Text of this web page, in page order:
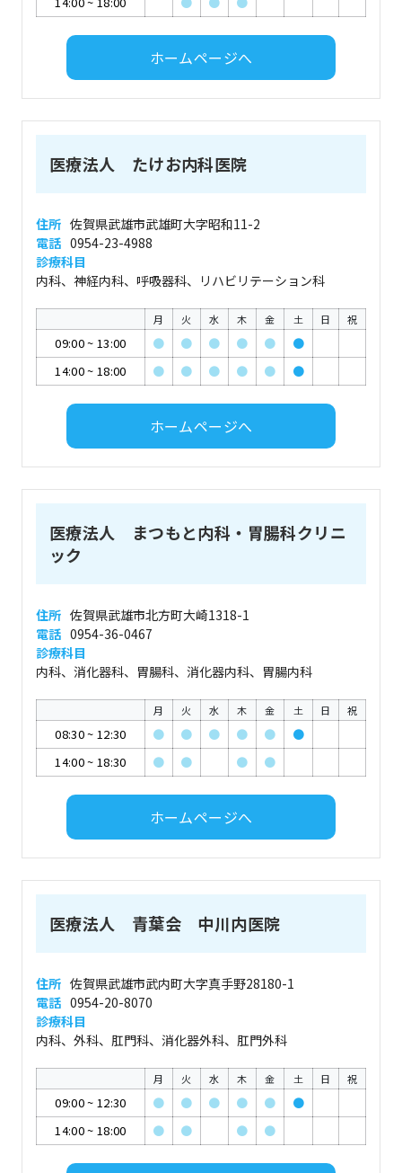
ホームページへ
医療法人 たけお内科医院
住所 佐賀県武雄市武雄町大字昭和11-2
電話 0954-23-4988
診療科目
内科、神経内科、呼吸器科、リハビリテーション科
月 火 水 木 金 土 日 祝
09:00~ 13:00 ● ● ● ● ●
●
14:00~ 18:00 ● ● ● ● ● ●
ホームページへ
医療法人 まつもと内科・胃腸科クリニ
ック
住所 佐賀県武雄市北方町大崎1318-1
電話 0954-36-0467
診療科目
内科、消化器科、胃腸科、消化器内科、胃腸内科
月 火 水 木 金 土 日 祝
08:30~ 12:30 ● ● ● ● ●
●
14:00~ 18:30 ● ● ● ●
ホームページへ
医療法人 青葉会 中川内医院
住所 佐賀県武雄市武内町大字真手野28180-1
電話 0954-20-8070
診療科目
内科、外科、肛門科、消化器外科、肛門外科
月 火 水 木 金 土 日 祝
09:00~ 12:30 ● ● ● ● ●
●
14:00~ 18:00 ● ● ● ●